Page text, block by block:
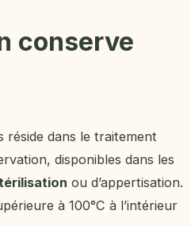
conserve
dans le traitement
disponibles dans les
ou d’appertisation.
à 100°C à l’intérieur